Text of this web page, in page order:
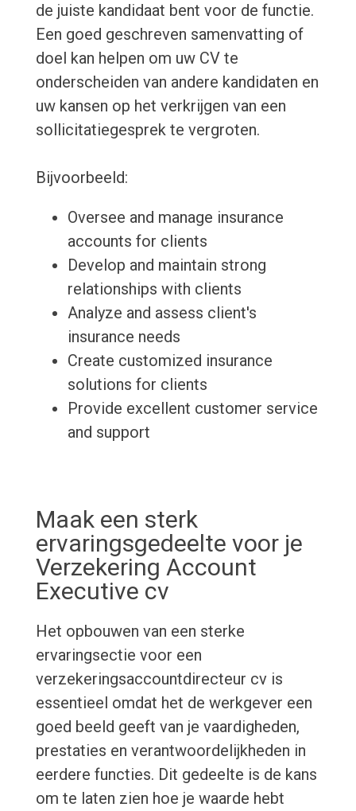
de juiste kandidaat bent voor de functie.
Een goed geschreven samenvatting of
doel kan helpen om uw CV te
onderscheiden van andere kandidaten en
uw kansen op het verkrijgen van een
sollicitatiegesprek te vergroten.
Bijvoorbeeld:
Oversee and manage insurance
accounts for clients
Develop and maintain strong
relationships with clients
Analyze and assess client's
insurance needs
Create customized insurance
solutions for clients
Provide excellent customer service
and support
Maak een sterk
ervaringsgedeelte voor je
Verzekering Account
Executive cv
Het opbouwen van een sterke
ervaringsectie voor een
verzekeringsaccountdirecteur cv is
essentieel omdat het de werkgever een
goed beeld geeft van je vaardigheden,
prestaties en verantwoordelijkheden in
eerdere functies. Dit gedeelte is de kans
om te laten zien hoe je waarde hebt